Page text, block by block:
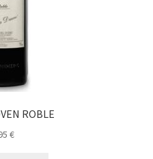
ROBLE
€